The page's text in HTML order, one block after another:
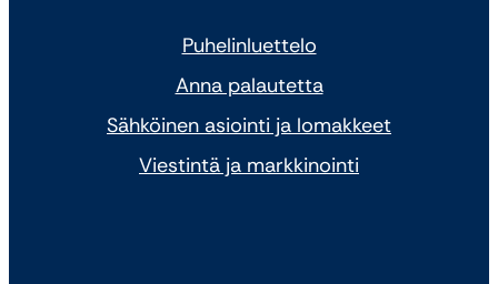
Puhelinluettelo
Anna palautetta
Sähköinen asiointi ja lomakkeet
Viestintä ja markkinointi